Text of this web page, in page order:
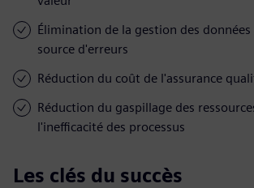
Élimination de la gestion des données
source d'erreurs
Réduction du coût de l'assurance
Réduction du gaspillage des
l'inefficacité des processus
Les clés du succès